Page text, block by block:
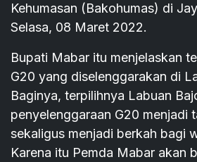
Kehumasan (Bakohumas) di
Selasa, 08 Maret 2022.
Bupati Mabar itu menjelaskan
G20 yang diselenggarakan di
Baginya, terpilihnya Labuan
penyelenggaraan G20 menjadi
sekaligus menjadi berkah bagi
Karena itu Pemda Mabar akan